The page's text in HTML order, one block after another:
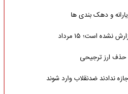
و دهک بندی ها
است؛ ۱۵ مرداد
حذف ارز ترجیحی
ندادند ضدنقلاب وارد شوند